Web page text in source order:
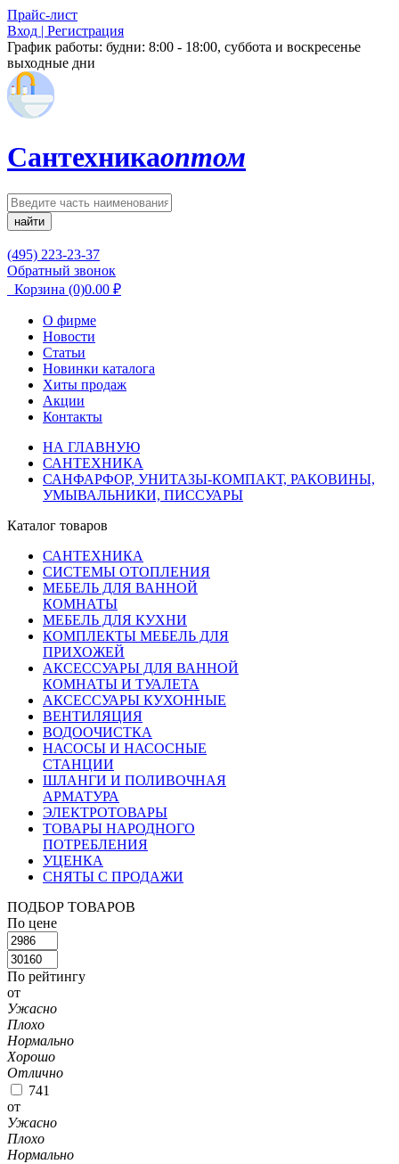
Прайс-лист
Вход | Регистрация
График работы: будни: 8:00 - 18:00, суббота и воскресенье
выходные дни
Сантехникаоптом
найти
(495) 223-23-37
Обратный звонок
Корзина (0)0.00 ₽
О фирме
Новости
Статьи
Новинки каталога
Хиты продаж
Акции
Контакты
НА ГЛАВНУЮ
САНТЕХНИКА
САНФАРФОР, УНИТАЗЫ-КОМПАКТ, РАКОВИНЫ,
УМЫВАЛЬНИКИ, ПИССУАРЫ
Каталог товаров
САНТЕХНИКА
СИСТЕМЫ ОТОПЛЕНИЯ
МЕБЕЛЬ ДЛЯ ВАННОЙ
КОМНАТЫ
МЕБЕЛЬ ДЛЯ КУХНИ
КОМПЛЕКТЫ МЕБЕЛЬ ДЛЯ
ПРИХОЖЕЙ
АКСЕССУАРЫ ДЛЯ ВАННОЙ
КОМНАТЫ И ТУАЛЕТА
АКСЕССУАРЫ КУХОННЫЕ
ВЕНТИЛЯЦИЯ
ВОДООЧИСТКА
НАСОСЫ И НАСОСНЫЕ
СТАНЦИИ
ШЛАНГИ И ПОЛИВОЧНАЯ
АРМАТУРА
ЭЛЕКТРОТОВАРЫ
ТОВАРЫ НАРОДНОГО
ПОТРЕБЛЕНИЯ
УЦЕНКА
СНЯТЫ С ПРОДАЖИ
ПОДБОР ТОВАРОВ
По цене
По рейтингу
от
Ужасно
Плохо
Нормально
Хорошо
Отлично
741
от
Ужасно
Плохо
Нормально